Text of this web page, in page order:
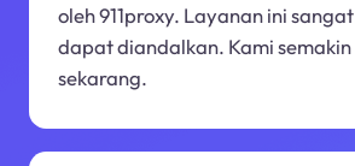
oleh 911proxy. Layanan ini
dapat diandalkan. Kami
sekarang.